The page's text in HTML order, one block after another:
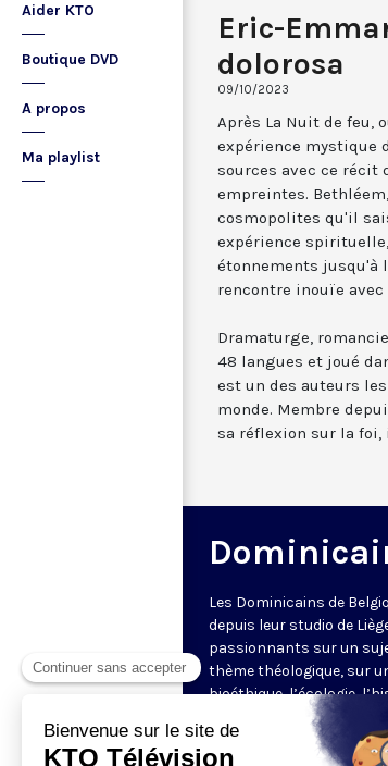
Aider KTO
Boutique DVD
A propos
Ma playlist
Eric-
dolorosa
09/10/2023
Après La Nuit de feu,
expérience mystique
sources avec ce récit
empreintes.
cosmopolites qu'il
expérience
étonnements jusqu'à
rencontre inouïe
Dramaturge,
48 langues et joué
est un des auteurs
monde. Membre
sa réflexion sur la foi,
Les Dominicains de
depuis leur studio de
passionnants sur un
thème théologique, sur
bioéthique, l’écologie,
littérature. Ces
fois par semaine par KTO.